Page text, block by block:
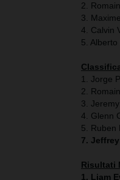
2.
3.
4. Calvin
5.
1. Jorge
2.
3.
4. Glenn
5. Ruben
7.
Risultati
1. Liam